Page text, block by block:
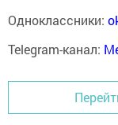
Одноклассники:
Telegram-канал: